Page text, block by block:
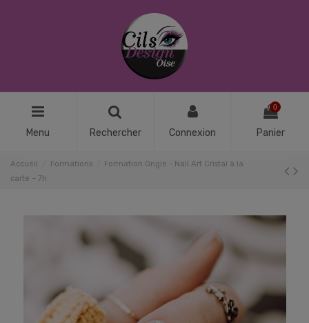
Menu Rechercher Connexion
0
Panier
Accueil Formations
Formation Ongle - Nail Art Cristal à la
carte – 7h